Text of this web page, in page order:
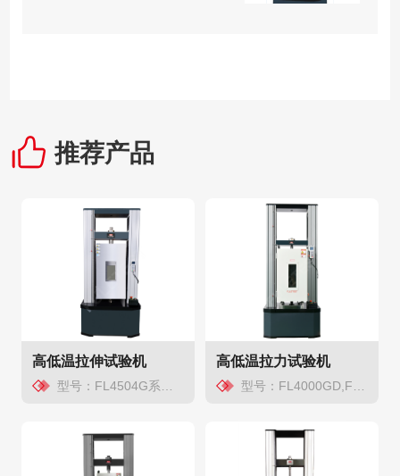
推荐产品
高低温拉伸试验机
型号：FL4504G系列/FL5205G系列
高低温拉力试验机
型号：FL4000GD,FL6000GD,FL5000GD